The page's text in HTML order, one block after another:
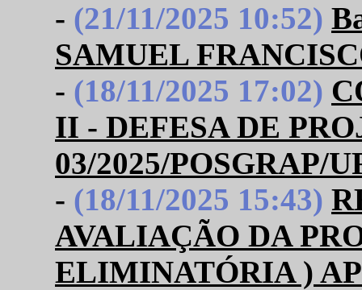
- (21/11/2025 10:52)
SAMUEL
- (18/11/2025 17:02)
II - DEFESA DE
03/2025/POSGRAP/
- (18/11/2025 15:43)
AVALIAÇÃO DA
ELIMINATÓRIA )